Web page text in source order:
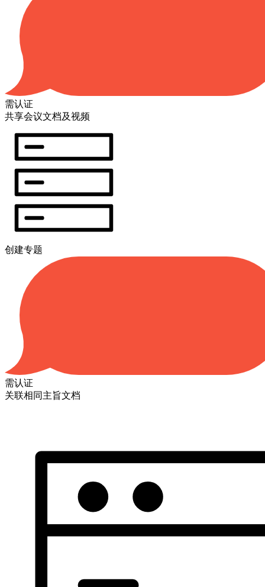
需认证
共享会议文档及视频
创建专题
需认证
关联相同主旨文档